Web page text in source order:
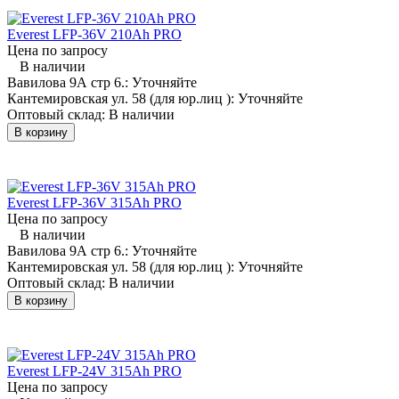
Everest LFP-36V 210Аh PRO
Цена по запросу
В наличии
Вавилова 9А стр 6.: Уточняйте
Кантемировская ул. 58 (для юр.лиц ): Уточняйте
Оптовый склад: В наличии
В корзину
Everest LFP-36V 315Аh PRO
Цена по запросу
В наличии
Вавилова 9А стр 6.: Уточняйте
Кантемировская ул. 58 (для юр.лиц ): Уточняйте
Оптовый склад: В наличии
В корзину
Everest LFP-24V 315Аh PRO
Цена по запросу